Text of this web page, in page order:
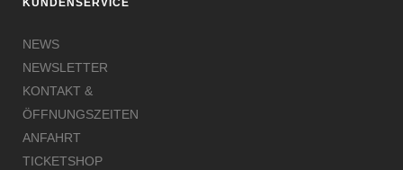
KUNDENSERVICE
NEWS
NEWSLETTER
KONTAKT &
ÖFFNUNGSZEITEN
ANFAHRT
TICKETSHOP